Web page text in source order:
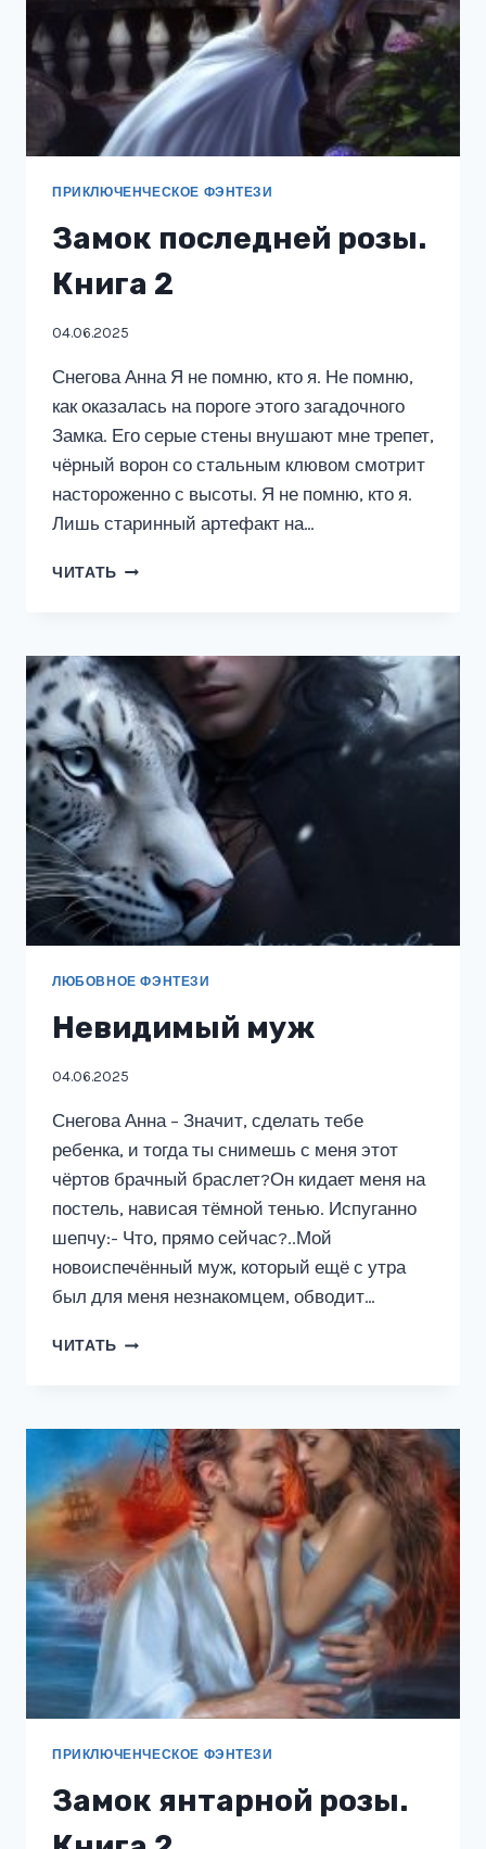
ПРИКЛЮЧЕНЧЕСКОЕ ФЭНТЕЗИ
Замок последней розы.
Книга 2
04.06.2025
Снегова Анна Я не помню, кто я. Не помню,
как оказалась на пороге этого загадочного
Замка. Его серые стены внушают мне трепет,
чёрный ворон со стальным клювом смотрит
настороженно с высоты. Я не помню, кто я.
Лишь старинный артефакт на…
ЧИТАТЬ ЗАМОК
2
ЛЮБОВНОЕ ФЭНТЕЗИ
Невидимый муж
04.06.2025
Снегова Анна – Значит, сделать тебе
ребенка, и тогда ты снимешь с меня этот
чёртов брачный браслет?Он кидает меня на
постель, нависая тёмной тенью. Испуганно
шепчу:- Что, прямо сейчас?..Мой
новоиспечённый муж, который ещё с утра
был для меня незнакомцем, обводит…
ЧИТАТЬ НЕВИДИМЫЙ
ПРИКЛЮЧЕНЧЕСКОЕ ФЭНТЕЗИ
Замок янтарной розы.